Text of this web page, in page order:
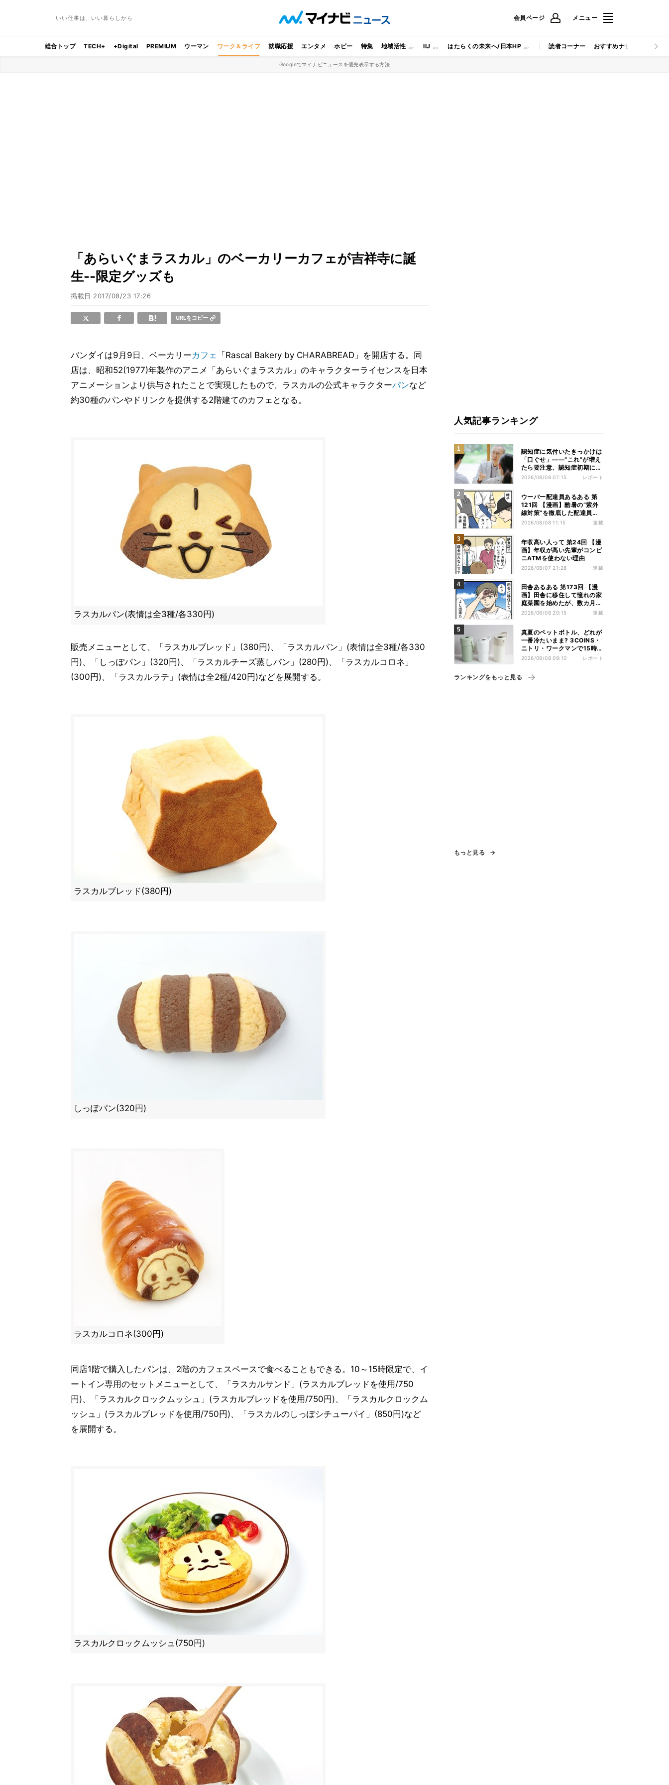
いい仕事は、いい暮らしから 会員ページ メニュー
総合トップ TECH+ +Digital PREMIUM ウーマン ワーク＆ライフ 就職応援 エンタメ ホビー 特集 地域活性 IIJ はたらくの未来へ/日本HP 読者コーナー おすすめナビ マイナビ
Googleでマイナビニュースを優先表示する方法
「あらいぐまラスカル」のベーカリーカフェが吉祥寺に誕
生--限定グッズも
掲載日 2017/08/23 17:26
URLをコピー
バンダイは9月9日、ベーカリーカフェ 「Rascal Bakery by CHARABREAD」を開店する。同
店は、昭和52(1977)年製作のアニメ「あらいぐまラスカル」のキャラクターライセンスを日本
アニメーションより供与されたことで実現したもので、ラスカルの公式キャラクターパンなど
約30種のパンやドリンクを提供する2階建てのカフェとなる。
ラスカルパン(表情は全3種/各330円)
販売メニューとして、「ラスカルブレッド」(380円)、「ラスカルパン」(表情は全3種/各330
円)、「しっぽパン」(320円)、「ラスカルチーズ蒸しパン」(280円)、「ラスカルコロネ」
(300円)、「ラスカルラテ」(表情は全2種/420円)などを展開する。
ラスカルブレッド(380円)
しっぽパン(320円)
ラスカルコロネ(300円)
同店1階で購入したパンは、2階のカフェスペースで食べることもできる。10～15時限定で、イ
ートイン専用のセットメニューとして、「ラスカルサンド」(ラスカルブレッドを使用/750
円)、「ラスカルクロックムッシュ」(ラスカルブレッドを使用/750円)、「ラスカルクロックム
ッシュ」(ラスカルブレッドを使用/750円)、「ラスカルのしっぽシチューパイ」(850円)など
を展開する。
ラスカルクロックムッシュ(750円)
人気記事ランキング
認知症に気付いたきっかけは
「口ぐせ」――“これ”が増え
たら要注意、認知症初期に見
られる「会話の特徴」とは
2026/08/08 07:15 レポート
ウーバー配達員あるある 第
121回 【漫画】酷暑の“紫外
線対策”を徹底した配達員
が、数カ月後に絶句した理由
2026/08/08 11:15 連載
年収高い人って 第24回 【漫
画】年収が高い先輩がコンビ
ニATMを使わない理由
2026/08/07 21:28 連載
田舎あるある 第173回 【漫
画】田舎に移住して憧れの家
庭菜園を始めたが、数カ月後
の光景に絶句
2026/08/08 20:15 連載
真夏のペットボトル、どれが
一番冷たいまま? 3COINS・
ニトリ・ワークマンで15時間
検証してみた
2026/08/08 09:10 レポート
ランキングをもっと見る
もっと見る